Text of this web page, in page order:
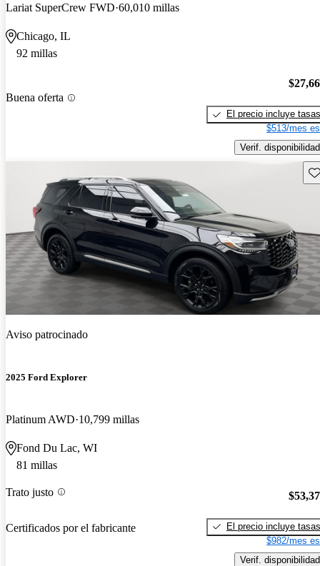
Lariat SuperCrew FWD 60,010 millas
Chicago, IL
92 millas
Buena oferta
El precio incluye tasas
$513/mes
Verif. disponibilidad
Aviso patrocinado
2025 Ford Explorer
Platinum AWD 10,799 millas
Fond Du Lac, WI
81 millas
Trato justo
Certificados por el fabricante
El precio incluye tasas
$982/mes
Verif. disponibilidad